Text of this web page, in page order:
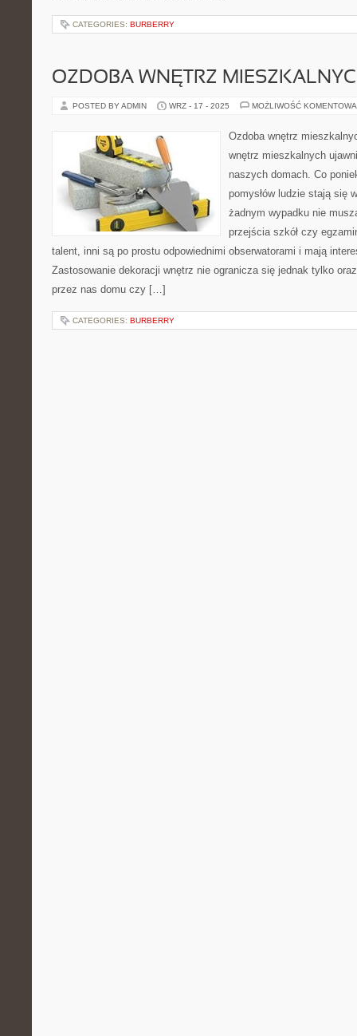
CATEGORIES: BURBERRY
OZDOBA WNĘTRZ
POSTED BY ADMIN WRZ - 17 - 2025 MOŻLIWOŚĆ
Ozdoba wnętrz
wnętrz mieszkalnych
naszych domach. Co
pomysłów ludzie stają się
żadnym wypadku nie
przejścia szkół czy
talent, inni są po prostu odpowiednimi obserwatorami i mają
Zastosowanie dekoracji wnętrz nie ogranicza się jednak tylko
przez nas domu czy […]
CATEGORIES: BURBERRY